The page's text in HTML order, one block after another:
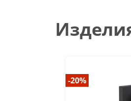
-20%